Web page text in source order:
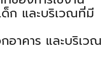
ก และบริเวณที่มี
าคาร และบริเวณ